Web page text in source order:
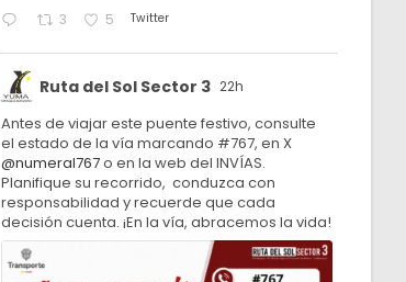
3 5 Twitter
Ruta del Sol Sector 3 22h
Antes de viajar este puente festivo, consulte
el estado de la vía marcando #767, en X
@numeral767o en la web del INVÍAS.
Planifique su recorrido, conduzca con
responsabilidad y recuerde que cada
decisión cuenta. ¡En la vía, abracemos la vida!